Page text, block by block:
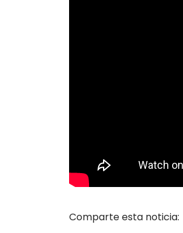
Comparte esta noticia: